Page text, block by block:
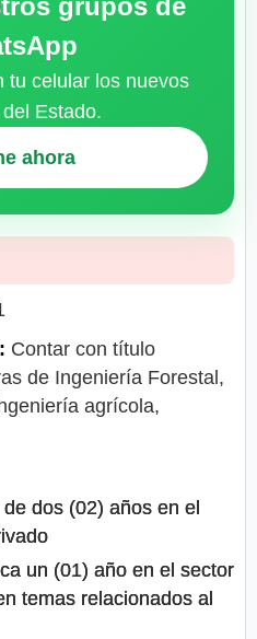
grupos de
tu celular los nuevos
Estado.
ahora
Contar con título
de Ingeniería Forestal,
agrícola,
dos (02) años en el
un (01) año en el sector
temas relacionados al